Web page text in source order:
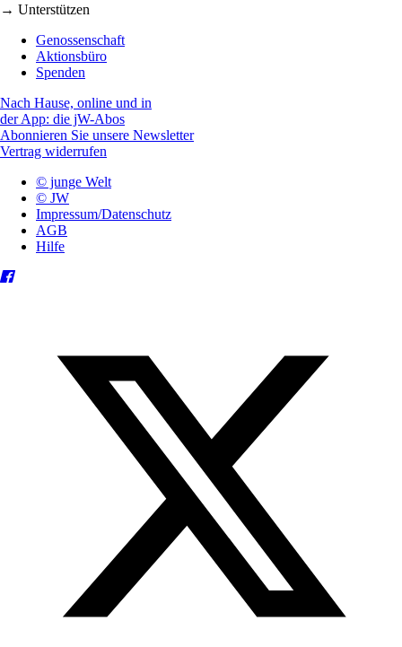
→ Unterstützen
Genossenschaft
Aktionsbüro
Spenden
Nach Hause, online und in
der App: die jW-Abos
Abonnieren Sie unsere Newsletter
Vertrag widerrufen
© junge Welt
© JW
Impressum/Datenschutz
AGB
Hilfe